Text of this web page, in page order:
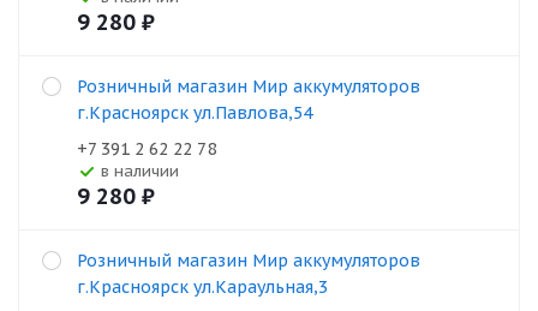
9 280 ₽
Розничный магазин Мир аккумуляторов
г.Красноярск ул.Павлова,54
+7 391 2 62 22 78
В наличии
9 280 ₽
Розничный магазин Мир аккумуляторов
г.Красноярск ул.Караульная,3